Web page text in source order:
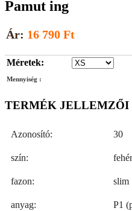
Pamut ing
Ár: 16 790 Ft
Méretek:
Mennyiség :
TERMÉK JELLEMZŐI
Azonosító: 30
szín: fehér
fazon: slim
anyag: P1